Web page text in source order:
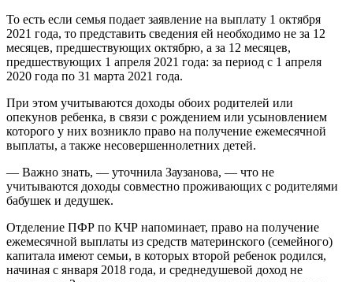
То есть если семья подает заявление на выплату 1 октября
2021 года, то представить сведения ей необходимо не за 12
месяцев, предшествующих октябрю, а за 12 месяцев,
предшествующих 1 апреля 2021 года: за период с 1 апреля
2020 года по 31 марта 2021 года.
При этом учитываются доходы обоих родителей или
опекунов ребенка, в связи с рождением или усыновлением
которого у них возникло право на получение ежемесячной
выплаты, а также несовершеннолетних детей.
— Важно знать, — уточнила Заузанова, — что не
учитываются доходы совместно проживающих с родителями
бабушек и дедушек.
Отделение ПФР по КЧР напоминает, право на получение
ежемесячной выплаты из средств материнского (семейного)
капитала имеют семьи, в которых второй ребенок родился,
начиная с января 2018 года, и среднедушевой доход не